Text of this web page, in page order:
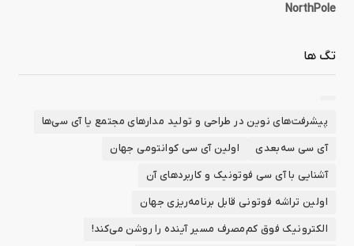
NorthPole
تگ ها
پیشرفت‌های نوین در طراحی و تولید مدارهای مجتمع یا آی سی‌ها
آی سی سه‌بعدی
اولین آی سی کوانتومی جهان
آشنایی با آی سی فوتونیک و کاربردهای آن
اولین تراشه فوتونی قابل برنامه‌ریزی جهان
الکترونیک فوق کم‌مصرف مسیر آینده را روشن می‌کند!